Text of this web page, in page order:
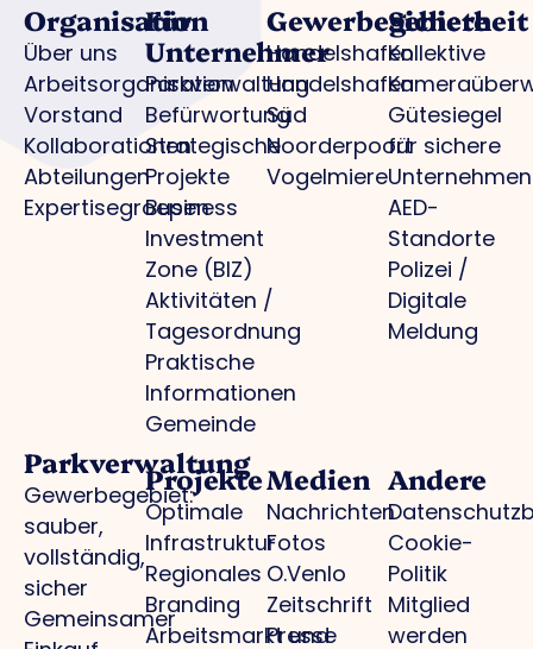
Organisation
Über uns
Arbeitsorganisation
Vorstand
Kollaborationen
Abteilungen
Expertisegroepen
Für
Unternehmer
Parkverwaltung
Befürwortung
Strategische
Projekte
Business
Investment
Zone (BIZ)
Aktivitäten /
Tagesordnung
Praktische
Informationen
Gemeinde
Gewerbegebiete
Handelshafen
Handelshafen
Süd
Noorderpoort
Vogelmiere
Sicherheit
Kollektive
Gütesiegel
für sichere
Unternehmen
AED-
Standorte
Polizei /
Digitale
Meldung
Parkverwaltung
Gewerbegebiet:
sauber,
vollständig,
sicher
Gemeinsamer
Projekte
Optimale
Infrastruktur
Regionales
Branding
Arbeitsmarkt und
Medien
Nachrichten
Fotos
O.Venlo
Zeitschrift
Presse
Andere
Cookie-
Politik
Mitglied
werden